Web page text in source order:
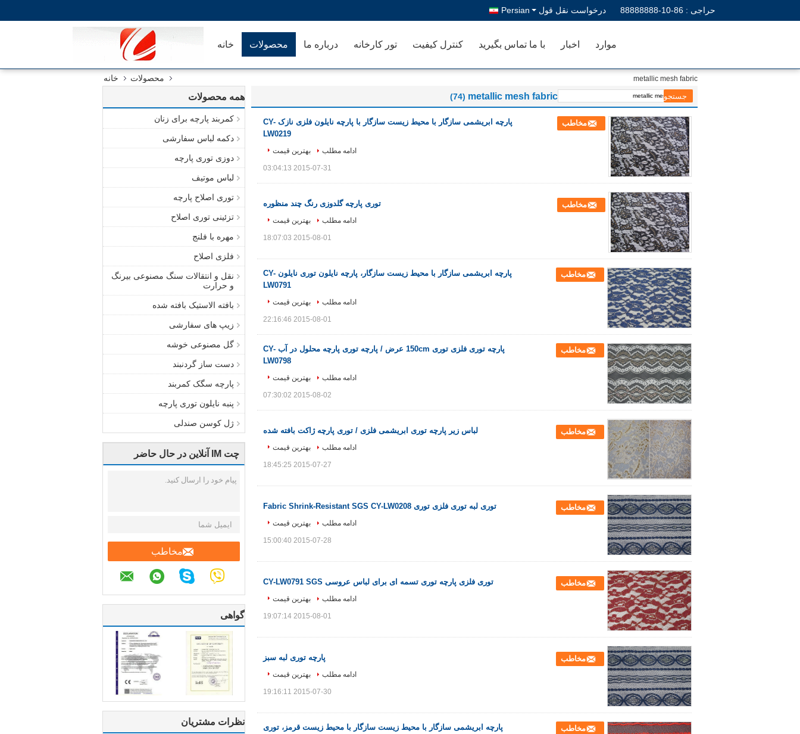
حراجی : 86-10-88888888 درخواست نقل قول Persian
خانه محصولات درباره ما تور کارخانه کنترل کیفیت با ما تماس بگیرید اخبار موارد
خانه محصولات metallic mesh fabric
همه محصولات
کمربند پارچه برای زنان
دکمه لباس سفارشی
دوزی توری پارچه
لباس موتیف
توری اصلاح پارچه
تزئینی توری اصلاح
مهره با فلنج
فلزی اصلاح
نقل و انتقالات سنگ مصنوعی بیرنگ
و حرارت
بافته الاستیک بافته شده
زیپ های سفارشی
گل مصنوعی خوشه
دست ساز گردنبند
پارچه سگک کمربند
پنبه نایلون توری پارچه
ژل کوسن صندلی
چت IM آنلاین در حال حاضر
مخاطب
گواهی
نظرات مشتریان
metallic mesh fabric
(74)
پارچه ابریشمی سازگار با محیط زیست سازگار با پارچه نایلون فلزی نازک CY-
LW0219
مخاطب
ادامه مطلب بهترین قیمت
2015-07-31 03:04:13
توری پارچه گلدوزی رنگ چند منظوره مخاطب
ادامه مطلب بهترین قیمت
2015-08-01 18:07:03
پارچه ابریشمی سازگار با محیط زیست سازگار، پارچه نایلون توری نایلون CY-
LW0791
مخاطب
ادامه مطلب بهترین قیمت
2015-08-01 22:16:46
پارچه توری فلزی توری 150cm عرض / پارچه توری پارچه محلول در آب CY-
LW0798
مخاطب
ادامه مطلب بهترین قیمت
2015-08-02 07:30:02
لباس زیر پارچه توری ابریشمی فلزی / توری پارچه ژاکت بافته شده مخاطب
ادامه مطلب بهترین قیمت
2015-07-27 18:45:25
توری لبه توری فلزی توری Fabric Shrink-Resistant SGS CY-LW0208 مخاطب
ادامه مطلب بهترین قیمت
2015-07-28 15:00:40
توری فلزی پارچه توری تسمه ای برای لباس عروسی CY-LW0791 SGS مخاطب
ادامه مطلب بهترین قیمت
2015-08-01 19:07:14
پارچه توری لبه سبز مخاطب
ادامه مطلب بهترین قیمت
2015-07-30 19:16:11
پارچه ابریشمی سازگار با محیط زیست سازگار با محیط زیست قرمز، توری
مخاطب